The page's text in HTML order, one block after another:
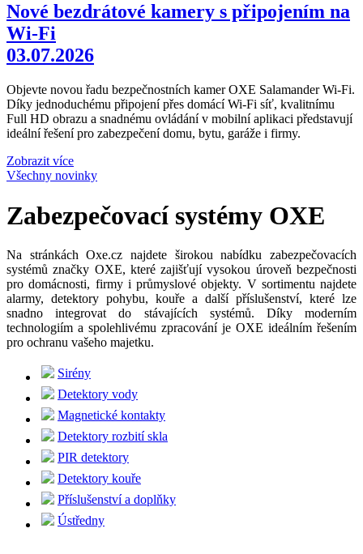
Nové bezdrátové kamery s připojením na
Wi-Fi
03.07.2026
Objevte novou řadu bezpečnostních kamer OXE Salamander Wi-Fi.
Díky jednoduchému připojení přes domácí Wi-Fi síť, kvalitnímu
Full HD obrazu a snadnému ovládání v mobilní aplikaci představují
ideální řešení pro zabezpečení domu, bytu, garáže i firmy.
Zobrazit více
Všechny novinky
Zabezpečovací systémy OXE
Na stránkách Oxe.cz najdete širokou nabídku zabezpečovacích
systémů značky OXE, které zajišťují vysokou úroveň bezpečnosti
pro domácnosti, firmy i průmyslové objekty. V sortimentu najdete
alarmy, detektory pohybu, kouře a další příslušenství, které lze
snadno integrovat do stávajících systémů. Díky moderním
technologiím a spolehlivému zpracování je OXE ideálním řešením
pro ochranu vašeho majetku.
Sirény
Detektory vody
Magnetické kontakty
Detektory rozbití skla
PIR detektory
Detektory kouře
Příslušenství a doplňky
Ústředny